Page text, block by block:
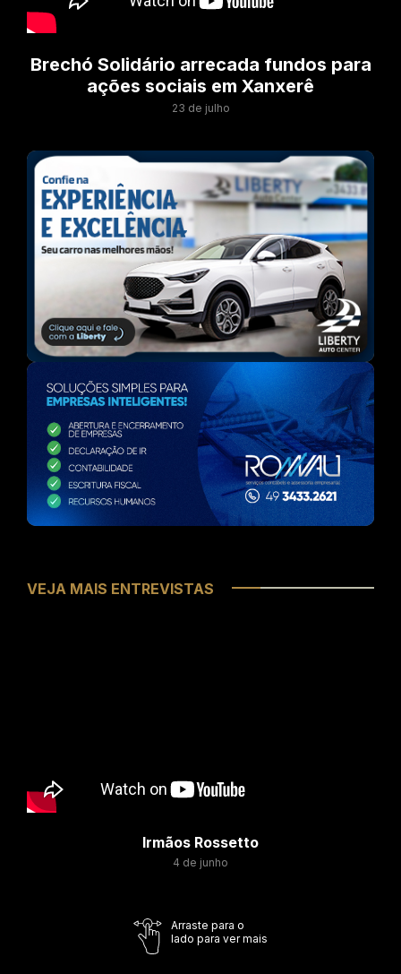
Brechó Solidário arrecada fundos para
ações sociais em Xanxerê
23 de julho
VEJA MAIS ENTREVISTAS
Irmãos Rossetto
4 de junho
Arraste para o
lado para ver mais